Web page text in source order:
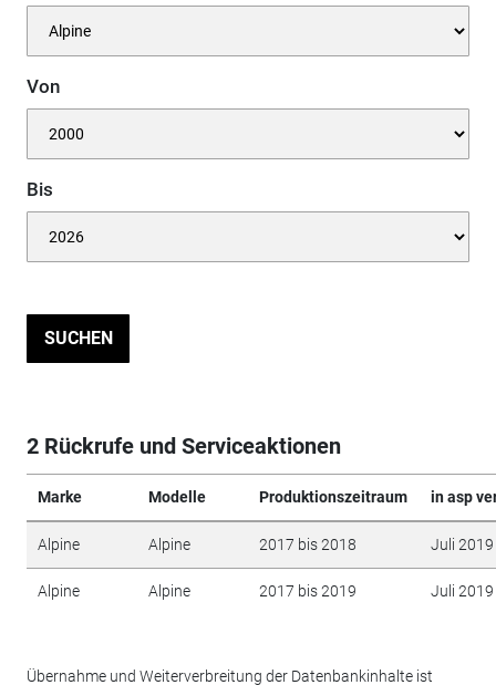
Von
Bis
SUCHEN
2 Rückrufe und Serviceaktionen
Marke Modelle Produktionszeitraum in asp
Alpine Alpine 2017 bis 2018 Juli 2019
Alpine Alpine 2017 bis 2019 Juli 2019
Übernahme und Weiterverbreitung der Datenbankinhalte ist